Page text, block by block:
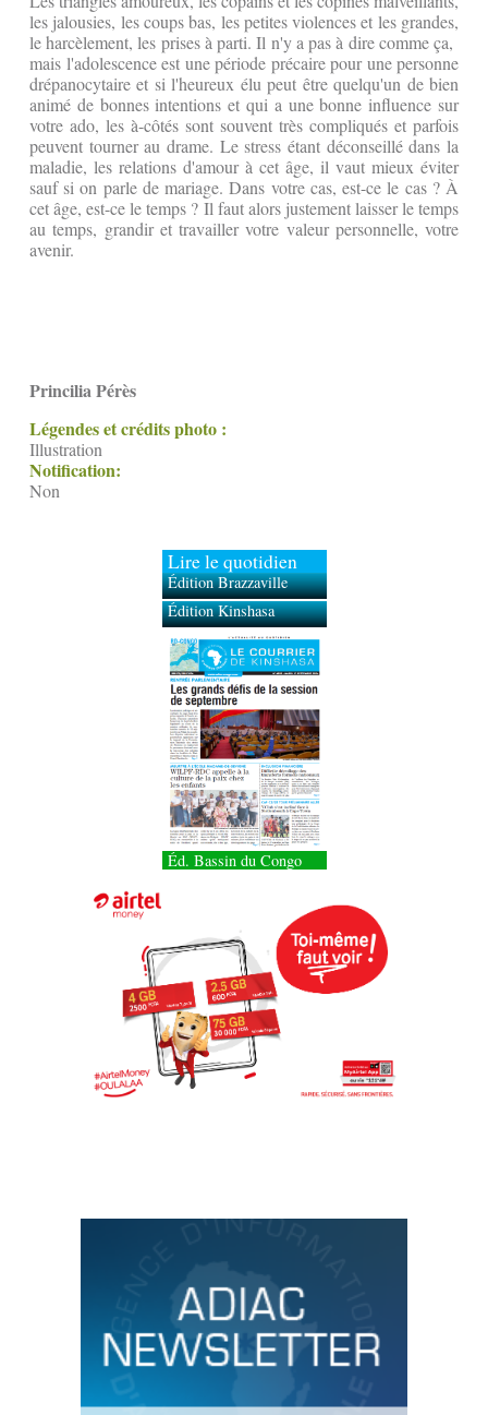
les jalousies, les coups bas, les petites violences et les grandes,
le harcèlement, les prises à parti. Il n'y a pas à dire comme ça,
mais l'adolescence est une période précaire pour une personne
drépanocytaire et si l'heureux élu peut être quelqu'un de bien
animé de bonnes intentions et qui a une bonne influence sur
votre ado, les à-côtés sont souvent très compliqués et parfois
peuvent tourner au drame. Le stress étant déconseillé dans la
maladie, les relations d'amour à cet âge, il vaut mieux éviter
sauf si on parle de mariage. Dans votre cas, est-ce le cas ? À
cet âge, est-ce le temps ? Il faut alors justement laisser le temps
au temps, grandir et travailler votre valeur personnelle, votre
avenir.
Princilia Pérès
Légendes et crédits photo :
Illustration
Notification:
Non
Lire le quotidien
Édition Brazzaville
Édition Kinshasa
Éd. Bassin du Congo